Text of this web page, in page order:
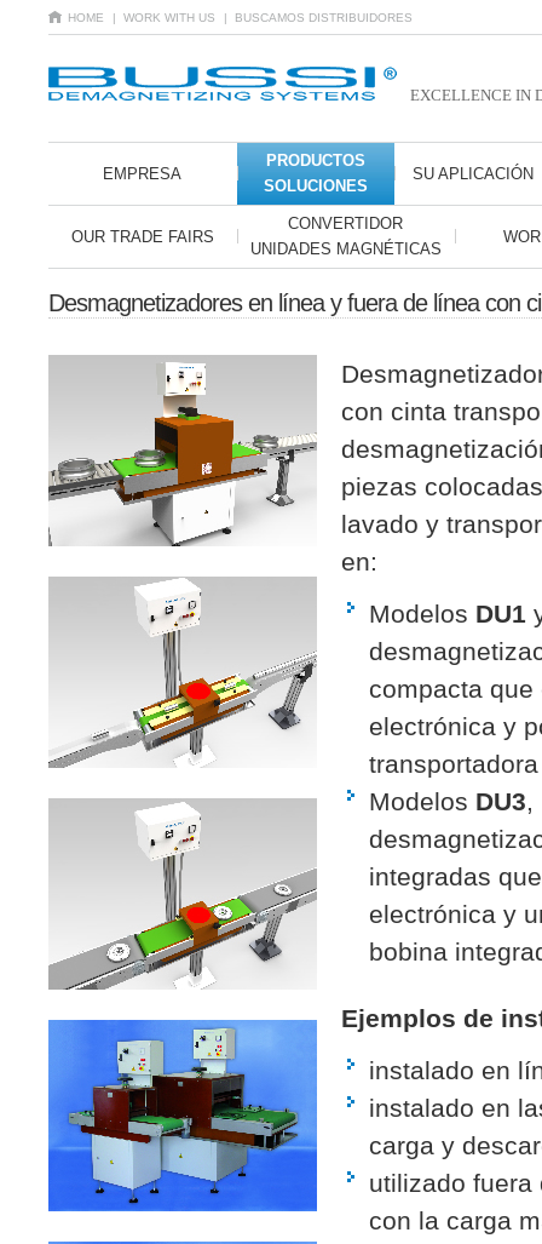
EXCELLENCE IN
EMPRESA
PRODUCTOS
SOLUCIONES
SU APLICACIÓN
OUR TRADE FAIRS
CONVERTIDOR
UNIDADES MAGNÉTICAS
HOME | BUSCAMOS DISTRIBUIDORES
| WORK WITH US
Desmagnetizadores en línea y fuera de línea con
con cinta
piezas
lavado y
en:
Modelos DU1
compacta
electrónica y
Modelos DU3,
integradas
electrónica y
bobina
Ejemplos de
instalado en
instalado en
carga y
utilizado fuera
con la carga